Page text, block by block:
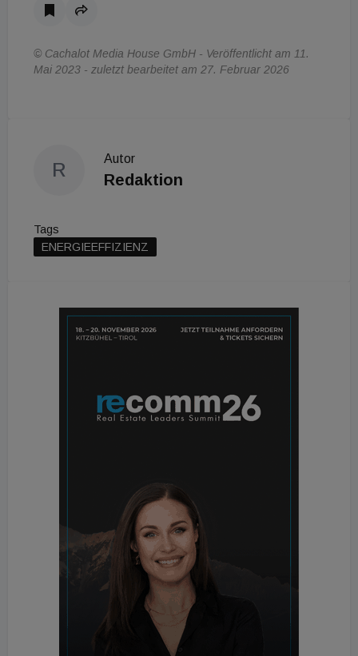
© Cachalot Media House GmbH - Veröffentlicht am 11.
Mai 2023 - zuletzt bearbeitet am 27. Februar 2026
R
Autor
Redaktion
Tags
ENERGIEEFFIZIENZ